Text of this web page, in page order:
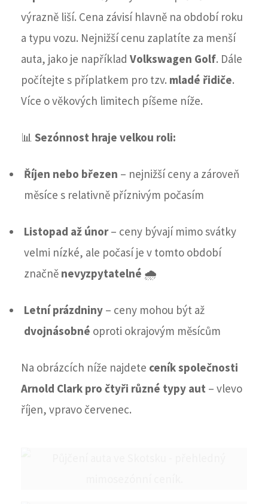
výrazně liší. Cena závisí hlavně na období roku
a typu vozu. Nejnižší cenu zaplatíte za menší
auta, jako je například Volkswagen Golf. Dále
počítejte s příplatkem pro tzv. mladé řidiče.
Více o věkových limitech píšeme níže.
📊 Sezónnost hraje velkou roli:
Říjen nebo březen – nejnižší ceny a zároveň
měsíce s relativně příznivým počasím
Listopad až únor– ceny bývají mimo svátky
velmi nízké, ale počasí je v tomto období
značně nevyzpytatelné 🌧️
Letní prázdniny – ceny mohou být až
dvojnásobné oproti okrajovým měsícům
Na obrázcích níže najdete ceník společnosti
Arnold Clark pro čtyři různé typy aut – vlevo
říjen, vpravo červenec.